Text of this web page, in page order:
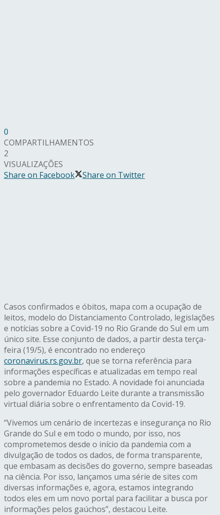
0
COMPARTILHAMENTOS
2
VISUALIZAÇÕES
Share on Facebook
Share on Twitter
Casos confirmados e óbitos, mapa com a ocupação de
leitos, modelo do Distanciamento Controlado, legislações
e notícias sobre a Covid-19 no Rio Grande do Sul em um
único site. Esse conjunto de dados, a partir desta terça-
feira (19/5), é encontrado no endereço
coronavirus.rs.gov.br, que se torna referência para
informações específicas e atualizadas em tempo real
sobre a pandemia no Estado. A novidade foi anunciada
pelo governador Eduardo Leite durante a transmissão
virtual diária sobre o enfrentamento da Covid-19.
“Vivemos um cenário de incertezas e insegurança no Rio
Grande do Sul e em todo o mundo, por isso, nos
comprometemos desde o início da pandemia com a
divulgação de todos os dados, de forma transparente,
que embasam as decisões do governo, sempre baseadas
na ciência. Por isso, lançamos uma série de sites com
diversas informações e, agora, estamos integrando
todos eles em um novo portal para facilitar a busca por
informações pelos gaúchos”, destacou Leite.